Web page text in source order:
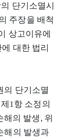
단기소멸시
주장을 배척
상고이유에
대한 법리
의 단기소멸
1항 소정의
해의 발생, 위
해의 발생과